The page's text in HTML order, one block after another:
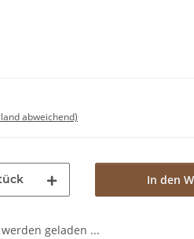
abweichend)
In den
geladen ...